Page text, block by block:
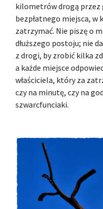
kilometrów drogą przez
bezpłatnego miejsca, w
zatrzymać. Nie piszę o
dłuższego postoju; nie
z drogi, by zrobić kilka
a każde miejsce
właściciela, który za
czy na minutę, czy na
szwarcfunciaki.